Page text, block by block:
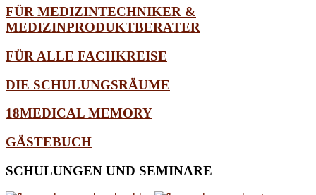
FÜR MEDIZINTECHNIKER &
MEDIZINPRODUKTBERATER
FÜR ALLE FACHKREISE
DIE SCHULUNGSRÄUME
18MEDICAL MEMORY
GÄSTEBUCH
SCHULUNGEN UND SEMINARE